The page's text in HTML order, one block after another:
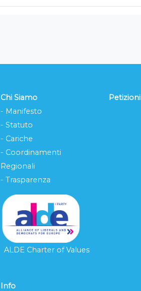
Chi Siamo
- Manifesto
- Statuto
- Cariche
- Coordinamenti
Regionali
- Trasparenza
ALDE Charter of Values
Petizioni
Info